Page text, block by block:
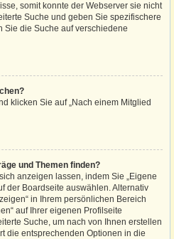
somit konnte der Webserver sie nicht
Suche und geben Sie spezifischere
Sie die Suche auf verschiedene
klicken Sie auf „Nach einem Mitglied
und Themen finden?
anzeigen lassen, indem Sie „Eigene
der Boardseite auswählen. Alternativ
in Ihrem persönlichen Bereich
auf Ihrer eigenen Profilseite
Suche, um nach von Ihnen erstellen
die entsprechenden Optionen in die